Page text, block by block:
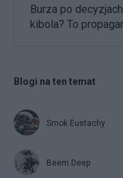
Burza po
kibola? To
Blogi na ten temat
Smok Eustachy
Beem.Deep